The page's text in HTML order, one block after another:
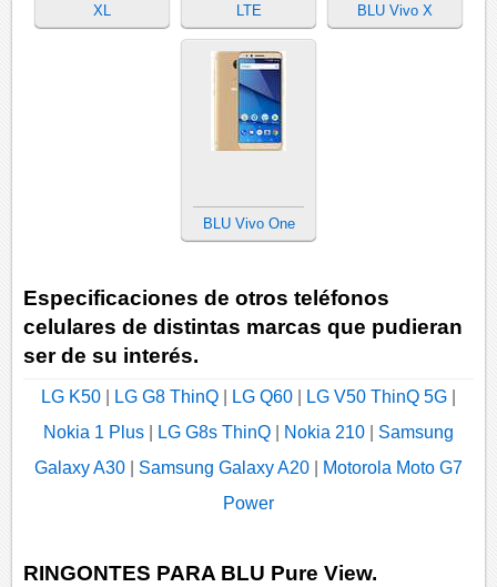
XL
LTE
BLU Vivo X
BLU Vivo One
Especificaciones de otros teléfonos
celulares de distintas marcas que pudieran
ser de su interés.
LG K50 LG G8 ThinQ LG Q60 LG V50 ThinQ 5G
Nokia 1 Plus
LG G8s ThinQ Nokia 210
Samsung
Galaxy A30
Samsung Galaxy A20
Motorola Moto G7
Power
RINGONTES PARA BLU Pure View.